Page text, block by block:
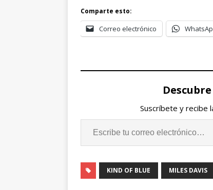
Comparte esto:
Correo electrónico
Suscríbete y recibe
KIND OF BLUE MILES DAVIS